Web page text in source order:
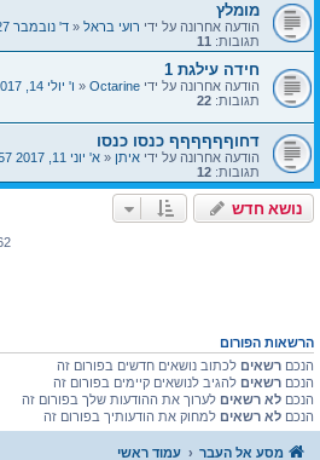
מומלץ
הודעה אחרונה על ידי רועי בראל«ד' נובמבר 27, 2019 2:24 pm
תגובות: 11
חידה עילגת 1
הודעה אחרונה על ידי Octarine
«ו' יולי 14, 2017 11:15 pm
תגובות: 22
דחוףףףףףף כנסו כנסו
הודעה אחרונה על ידי איתן«א' יוני 11, 2017 1:57 pm
תגובות: 12
נושא חדש
62 נושאים
הרשאות הפורום
הנכם רשאיםלכתוב נושאים חדשים בפורום זה
הנכם רשאיםלהגיב לנושאים קיימים בפורום זה
הנכם לא רשאיםלערוך את ההודעות שלך בפורום זה
הנכם לא רשאיםלמחוק את הודעותיך בפורום זה
מסע אל העבר עמוד ראשי